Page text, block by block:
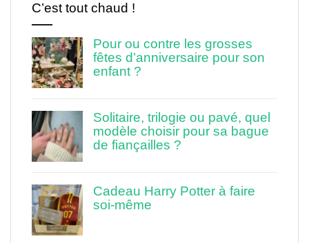
C’est tout chaud !
Pour ou contre les grosses
fêtes d’anniversaire pour son
enfant ?
Solitaire, trilogie ou pavé, quel
modèle choisir pour sa bague
de fiançailles ?
Cadeau Harry Potter à faire
soi-même